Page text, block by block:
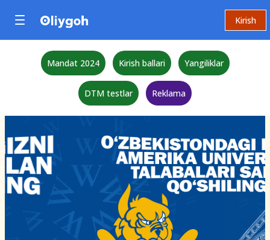
Kirish
Mandat 2024 Kirish ballari Yangiliklar
DTM testlar Reklama